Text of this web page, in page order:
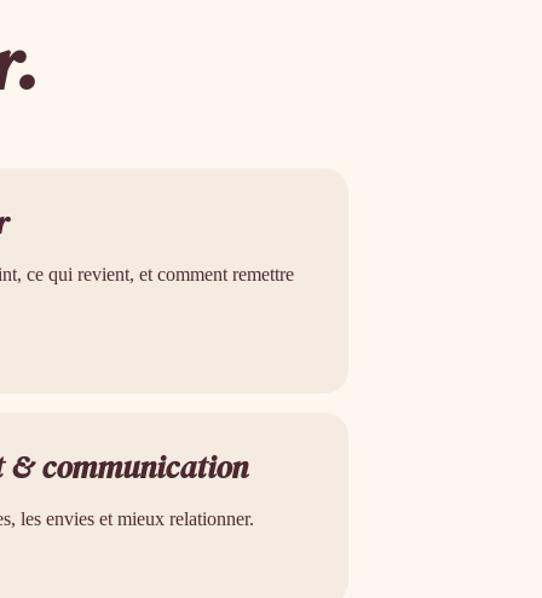
ce qui revient, et comment remettre
& communication
les envies et mieux relationner.